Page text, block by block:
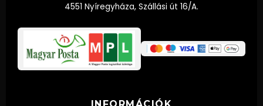
4551 Nyíregyháza, Szállási út 16/A.
INFORMÁCIÓK